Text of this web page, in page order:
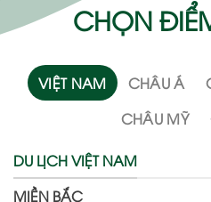
CHỌN
VIỆT NAM CHÂU Á
CHÂU MỸ
DU LỊCH VIỆT NAM
MIỀN BẮC